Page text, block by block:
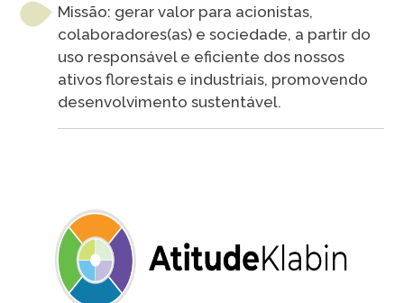
Missão: gerar valor para acionistas,
colaboradores(as) e sociedade, a partir do
uso responsável e eficiente dos nossos
ativos florestais e industriais, promovendo
desenvolvimento sustentável.